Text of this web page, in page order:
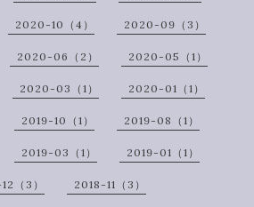
2020-10（4） 2020-09（3）
2020-06（2） 2020-05（1）
2020-03（1） 2020-01（1）
2019-10（1） 2019-08（1）
2019-03（1） 2019-01（1）
（3） 2018-11（3）